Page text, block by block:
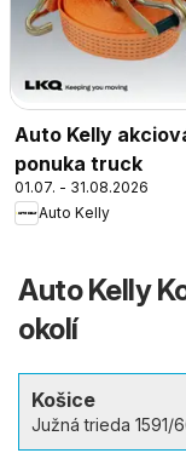
Auto Kelly
ponuka truck
01.07. - 31.08.2026
Auto Kelly
Auto Kelly
okolí
Košice
Južná trieda 1591/